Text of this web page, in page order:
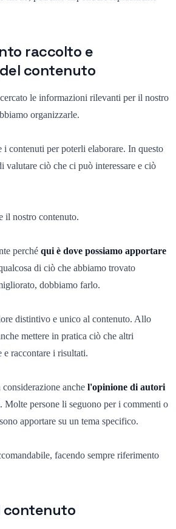
raccolto e
contenuto
le informazioni rilevanti per il nostro
organizzarle.
i contenuti per poterli elaborare. In questo
valutare ciò che ci può interessare e ciò
il nostro contenuto.
perché qui è dove possiamo apportare
di ciò che abbiamo trovato
dobbiamo farlo.
distintivo e unico al contenuto. Allo
mettere in pratica ciò che altri
e raccontare i risultati.
anche l'opinione di autori
. Molte persone li seguono per i commenti o
apportare su un tema specifico.
facendo sempre riferimento
contenuto